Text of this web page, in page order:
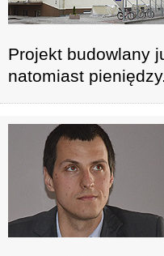
Projekt budowlany
natomiast pieniędzy.